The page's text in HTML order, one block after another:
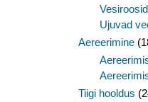
Vesiroosid
Ujuvad
Aereerimine
Tiigi hooldus